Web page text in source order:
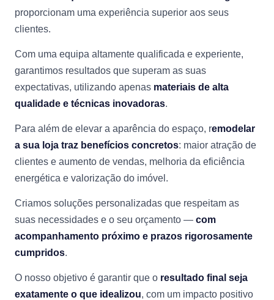
proporcionam uma experiência superior aos seus
clientes.
Com uma equipa altamente qualificada e experiente,
garantimos resultados que superam as suas
expectativas, utilizando apenas materiais de alta
qualidade e técnicas inovadoras.
Para além de elevar a aparência do espaço, remodelar
a sua loja traz benefícios concretos: maior atração de
clientes e aumento de vendas, melhoria da eficiência
energética e valorização do imóvel.
Criamos soluções personalizadas que respeitam as
suas necessidades e o seu orçamento — com
acompanhamento próximo e prazos rigorosamente
cumpridos.
O nosso objetivo é garantir que o resultado final seja
exatamente o que idealizou, com um impacto positivo